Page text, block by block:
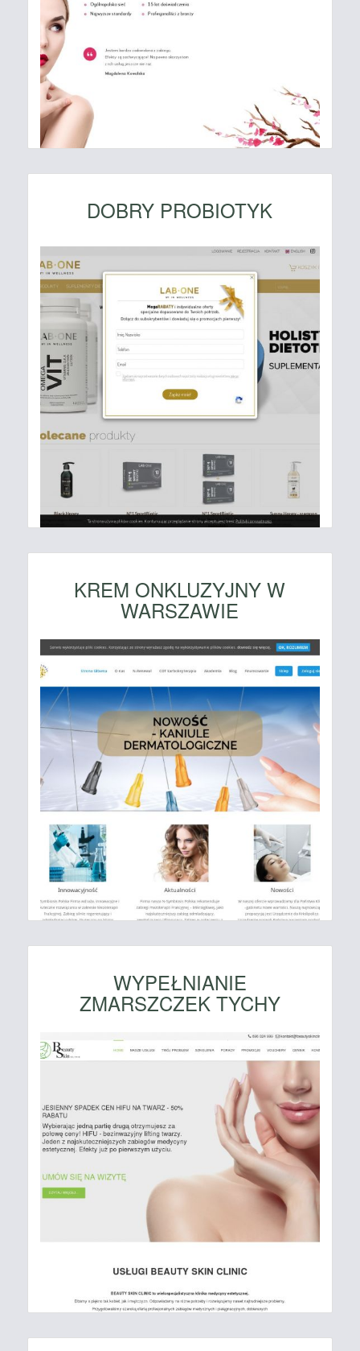
DOBRY PROBIOTYK
KREM ONKLUZYJNY W
WARSZAWIE
WYPEŁNIANIE
ZMARSZCZEK TYCHY